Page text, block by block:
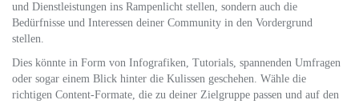
und Dienstleistungen ins Rampenlicht stellen, sondern auch die
Bedürfnisse und Interessen deiner Community in den Vordergrund
stellen.
Dies könnte in Form von Infografiken, Tutorials, spannenden Umfragen
oder sogar einem Blick hinter die Kulissen geschehen. Wähle die
richtigen Content-Formate, die zu deiner Zielgruppe passen und auf den